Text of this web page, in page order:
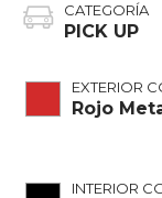
CATEGORÍA
PICK UP
EXTERIOR
Rojo
INTERIOR